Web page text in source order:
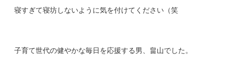
寝すぎて寝坊しないように気を付けてください（笑
子育て世代の健やかな毎日を応援する男、畠山でした。